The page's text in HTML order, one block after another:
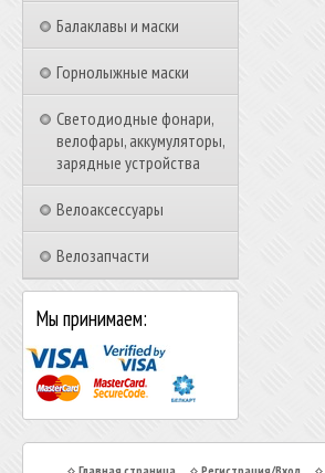
Балаклавы и маски
Горнолыжные маски
Светодиодные фонари,
велофары, аккумуляторы,
зарядные устройства
Велоаксессуары
Велозапчасти
Мы принимаем: